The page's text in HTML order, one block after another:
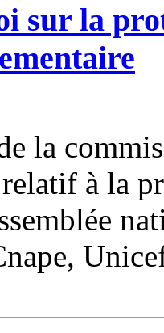
sur la
la
à la